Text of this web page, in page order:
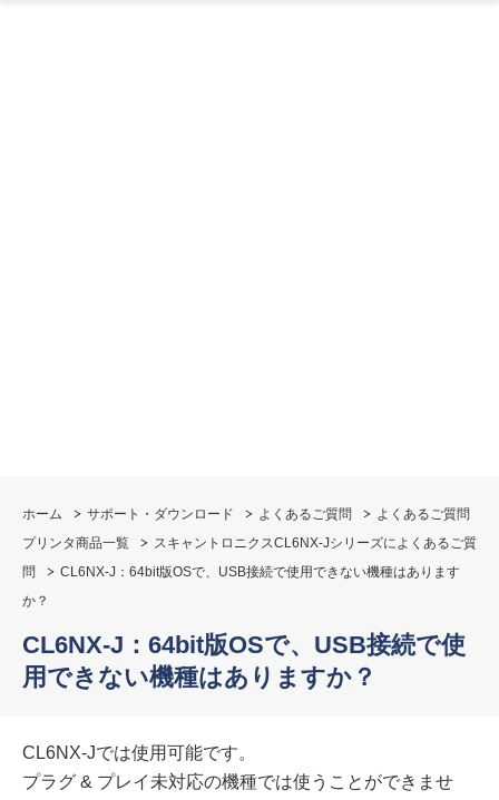
ホーム サポート・ダウンロード よくあるご質問
よくあるご質問
プリンタ商品一覧
スキャントロニクスCL6NX-Jシリーズによくあるご質
問
CL6NX-J：64bit版OSで、USB接続で使用できない機種はあります
か？
CL6NX-J：64bit版OSで、USB接続で使
用できない機種はありますか？
CL6NX-Jでは使用可能です。
プラグ & プレイ未対応の機種では使うことができませ